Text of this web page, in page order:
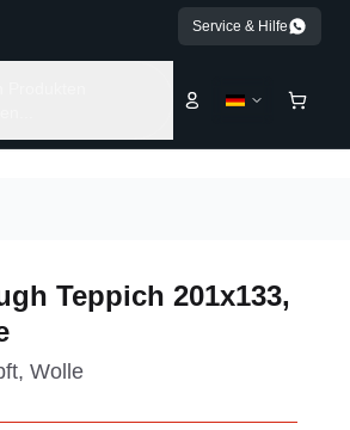
Service & Hilfe
Teppich 201x133,
Wolle